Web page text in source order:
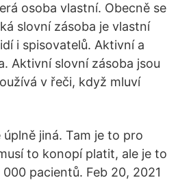
osoba vlastní. Obecně se
slovní zásoba je vlastní
i spisovatelů. Aktivní a
Aktivní slovní zásoba jsou
v řeči, když mluví
jiná. Tam je to pro
to konopí platit, ale je to
pacientů. Feb 20, 2021